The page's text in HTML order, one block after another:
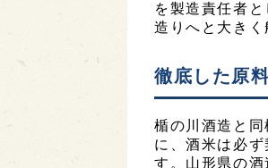
を製造責任者
造りへと大きく
徹底した原
楯の川酒造と
に、酒米は必
す。山形県の